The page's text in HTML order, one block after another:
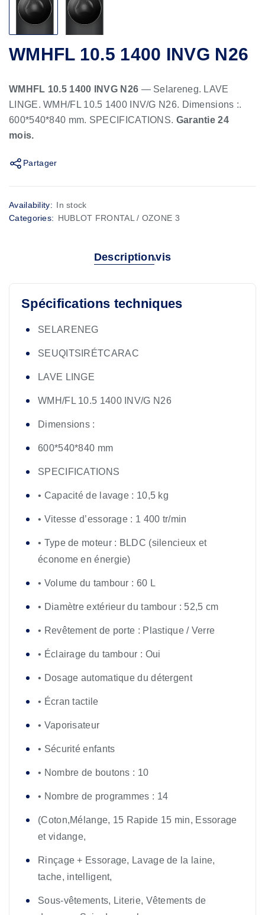
WMHFL 10.5 1400 INVG N26
WMHFL 10.5 1400 INVG N26 — Selareneg. LAVE
LINGE. WMH/FL 10.5 1400 INV/G N26. Dimensions :.
600*540*840 mm. SPECIFICATIONS. Garantie 24
mois.
Partager
Availability: In stock
Categories: HUBLOT FRONTAL / OZONE 3
DescriptionAvis
Spécifications techniques
SELARENEG
SEUQITSIRÉTCARAC
LAVE LINGE
WMH/FL 10.5 1400 INV/G N26
Dimensions :
600*540*840 mm
SPECIFICATIONS
• Capacité de lavage : 10,5 kg
• Vitesse d’essorage : 1 400 tr/min
• Type de moteur : BLDC (silencieux et
économe en énergie)
• Volume du tambour : 60 L
• Diamètre extérieur du tambour : 52,5 cm
• Revêtement de porte : Plastique / Verre
• Éclairage du tambour : Oui
• Dosage automatique du détergent
• Écran tactile
• Vaporisateur
• Sécurité enfants
• Nombre de boutons : 10
• Nombre de programmes : 14
(Coton,Mélange, 15 Rapide 15 min, Essorage
et vidange,
Rinçage + Essorage, Lavage de la laine,
tache, intelligent,
Sous-vêtements, Literie, Vêtements de